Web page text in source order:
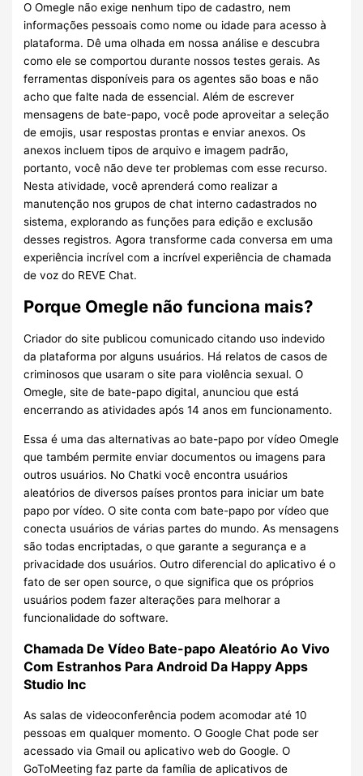
O Omegle não exige nenhum tipo de cadastro, nem
informações pessoais como nome ou idade para acesso à
plataforma. Dê uma olhada em nossa análise e descubra
como ele se comportou durante nossos testes gerais. As
ferramentas disponíveis para os agentes são boas e não
acho que falte nada de essencial. Além de escrever
mensagens de bate-papo, você pode aproveitar a seleção
de emojis, usar respostas prontas e enviar anexos. Os
anexos incluem tipos de arquivo e imagem padrão,
portanto, você não deve ter problemas com esse recurso.
Nesta atividade, você aprenderá como realizar a
manutenção nos grupos de chat interno cadastrados no
sistema, explorando as funções para edição e exclusão
desses registros. Agora transforme cada conversa em uma
experiência incrível com a incrível experiência de chamada
de voz do REVE Chat.
Porque Omegle não funciona mais?
Criador do site publicou comunicado citando uso indevido
da plataforma por alguns usuários. Há relatos de casos de
criminosos que usaram o site para violência sexual. O
Omegle, site de bate-papo digital, anunciou que está
encerrando as atividades após 14 anos em funcionamento.
Essa é uma das alternativas ao bate-papo por vídeo Omegle
que também permite enviar documentos ou imagens para
outros usuários. No Chatki você encontra usuários
aleatórios de diversos países prontos para iniciar um bate
papo por vídeo. O site conta com bate-papo por vídeo que
conecta usuários de várias partes do mundo. As mensagens
são todas encriptadas, o que garante a segurança e a
privacidade dos usuários. Outro diferencial do aplicativo é o
fato de ser open source, o que significa que os próprios
usuários podem fazer alterações para melhorar a
funcionalidade do software.
Chamada De Vídeo Bate-papo Aleatório Ao Vivo
Com Estranhos Para Android Da Happy Apps
Studio Inc
As salas de videoconferência podem acomodar até 10
pessoas em qualquer momento. O Google Chat pode ser
acessado via Gmail ou aplicativo web do Google. O
GoToMeeting faz parte da família de aplicativos de